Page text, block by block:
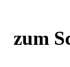
zum